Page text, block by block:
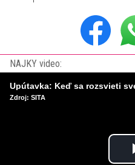
NAJKY video:
Zdroj: SITA